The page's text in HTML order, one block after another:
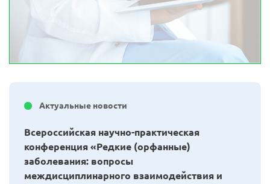
Актуальные новости
Всероссийская научно-практическая
конференция «Редкие (орфанные)
заболевания: вопросы
междисциплинарного взаимодействия и